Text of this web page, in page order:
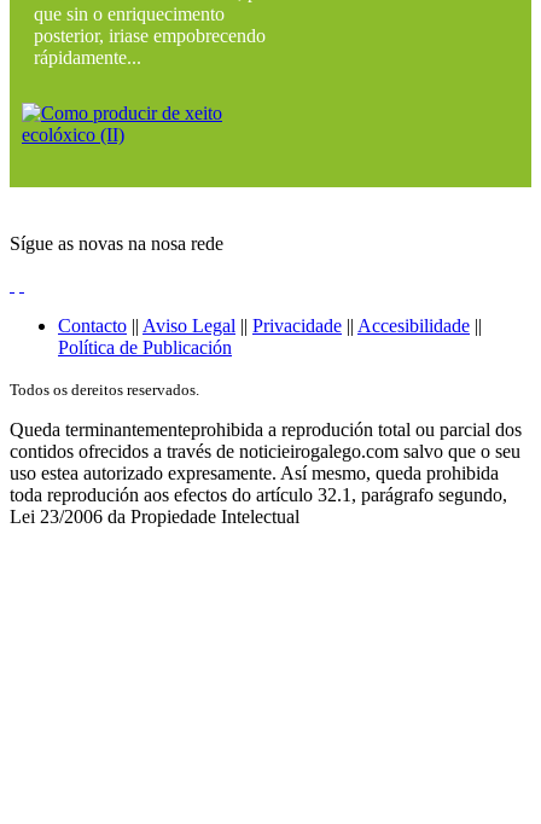
que sin o enriquecimento
posterior, iriase empobrecendo
rápidamente...
Sígue as novas na nosa rede
Contacto || Aviso Legal || Privacidade || Accesibilidade ||
Política de Publicación
Todos os dereitos reservados.
Queda terminantementeprohibida a reprodución total ou parcial dos
contidos ofrecidos a través de noticieirogalego.com salvo que o seu
uso estea autorizado expresamente. Así mesmo, queda prohibida
toda reprodución aos efectos do artículo 32.1, parágrafo segundo,
Lei 23/2006 da Propiedade Intelectual